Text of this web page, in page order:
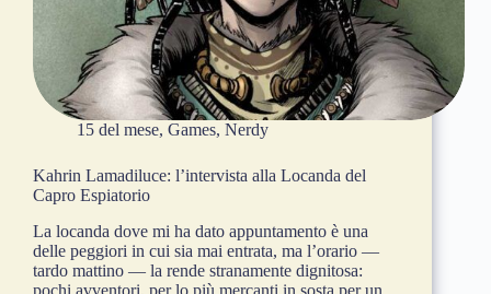
15 del mese, Games, Nerdy
Kahrin Lamadiluce: l’intervista alla Locanda del
Capro Espiatorio
La locanda dove mi ha dato appuntamento è una
delle peggiori in cui sia mai entrata, ma l’orario —
tardo mattino — la rende stranamente dignitosa:
pochi avventori, per lo più mercanti in sosta per un